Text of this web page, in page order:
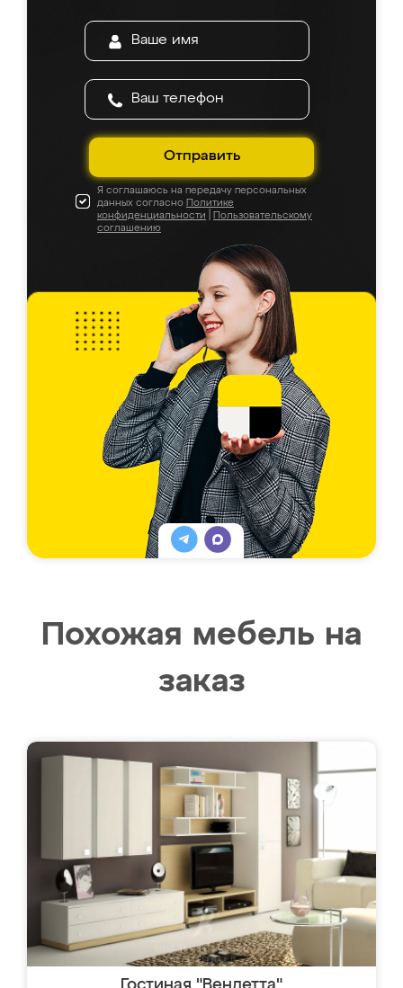
Отправить
Я соглашаюсь на передачу персональных
данных согласно Политике
конфиденциальности
Пользовательскому
соглашению
Похожая мебель на
заказ